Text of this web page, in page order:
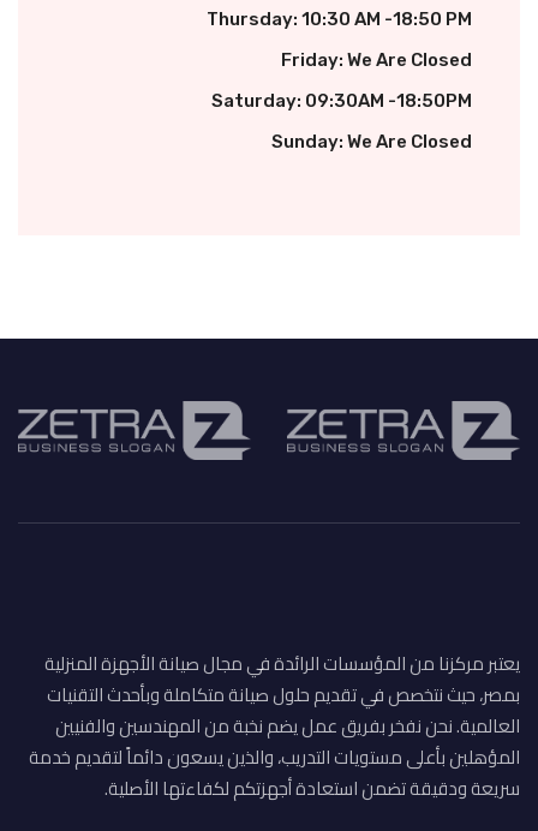
Thursday: 10:30 AM -18:50 PM
Friday: We Are Closed
Saturday: 09:30AM -18:50PM
Sunday: We Are Closed
يعتبر مركزنا من المؤسسات الرائدة في مجال صيانة الأجهزة المنزلية
بمصر، حيث نتخصص في تقديم حلول صيانة متكاملة وبأحدث التقنيات
العالمية. نحن نفخر بفريق عمل يضم نخبة من المهندسين والفنيين
المؤهلين بأعلى مستويات التدريب، والذين يسعون دائماً لتقديم خدمة
سريعة ودقيقة تضمن استعادة أجهزتكم لكفاءتها الأصلية.